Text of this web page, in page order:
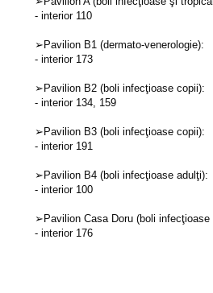
- interior 110
➢Pavilion B1 (dermato-venerologie):
- interior 173
➢Pavilion B2 (boli infecţioase copii):
- interior 134, 159
➢Pavilion B3 (boli infecţioase copii):
- interior 191
➢Pavilion B4 (boli infecţioase adulţi):
- interior 100
➢Pavilion Casa Doru (boli infecţioase
- interior 176